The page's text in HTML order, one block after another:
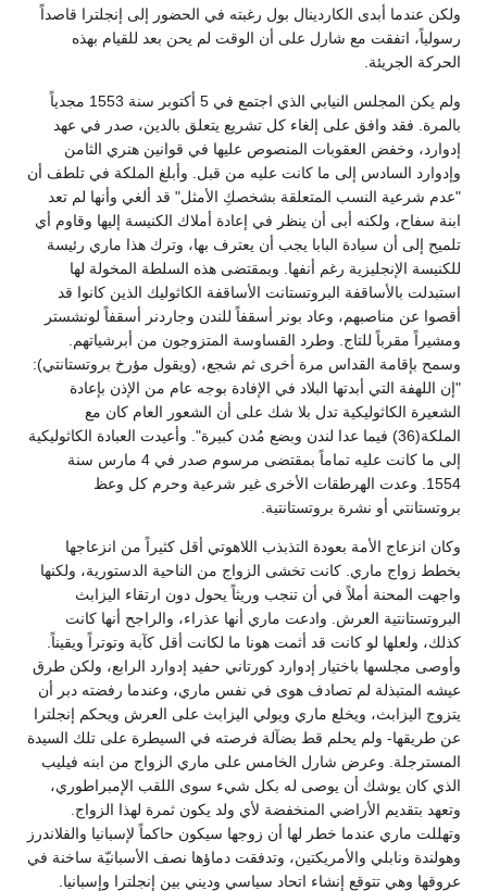
ولكن عندما أبدى الكاردينال بول رغبته في الحضور إلى إنجلترا قاصداً
رسولياً، اتفقت مع شارل على أن الوقت لم يحن بعد للقيام بهذه
الحركة الجريئة.
ولم يكن المجلس النيابي الذي اجتمع في 5 أكتوبر سنة 1553 مجدياً
بالمرة. فقد وافق على إلغاء كل تشريع يتعلق بالدين، صدر في عهد
إدوارد، وخفض العقوبات المنصوص عليها في قوانين هنري الثامن
وإدوارد السادس إلى ما كانت عليه من قبل. وأبلغ الملكة في تلطف أن
"عدم شرعية النسب المتعلقة بشخصكِ الأمثل" قد ألغي وأنها لم تعد
ابنة سفاح، ولكنه أبى أن ينظر في إعادة أملاك الكنيسة إليها وقاوم أي
تلميح إلى أن سيادة البابا يجب أن يعترف بها، وترك هذا ماري رئيسة
للكنيسة الإنجليزية رغم أنفها. وبمقتضى هذه السلطة المخولة لها
استبدلت بالأساقفة البروتستانت الأساقفة الكاثوليك الذين كانوا قد
أقصوا عن مناصبهم، وعاد بونر أسقفاً للندن وجاردنر أسقفاً لونشستر
ومشيراً مقرباً للتاج. وطرد القساوسة المتزوجون من أبرشياتهم.
وسمح بإقامة القداس مرة أخرى ثم شجع، (ويقول مؤرخ بروتستانتي):
"إن اللهفة التي أبدتها البلاد في الإفادة بوجه عام من الإذن بإعادة
الشعيرة الكاثوليكية تدل بلا شك على أن الشعور العام كان مع
الملكة(36) فيما عدا لندن وبضع مُدن كبيرة". وأعيدت العبادة الكاثوليكية
إلى ما كانت عليه تماماً بمقتضى مرسوم صدر في 4 مارس سنة
1554. وعدت الهرطقات الأخرى غير شرعية وحرم كل وعظ
بروتستانتي أو نشرة بروتستانتية.
وكان انزعاج الأمة بعودة التذبذب اللاهوتي أقل كثيراً من انزعاجها
بخطط زواج ماري. كانت تخشى الزواج من الناحية الدستورية، ولكنها
واجهت المحنة أملاً في أن تنجب وريثاً يحول دون ارتقاء اليزابث
البروتستانتية العرش. وادعت ماري أنها عذراء، والراجح أنها كانت
كذلك، ولعلها لو كانت قد أثمت هونا ما لكانت أقل كآبة وتوتراً ويقيناً.
وأوصى مجلسها باختيار إدوارد كورتاني حفيد إدوارد الرابع، ولكن طرق
عيشه المتبذلة لم تصادف هوى في نفس ماري، وعندما رفضته دبر أن
يتزوج اليزابث، ويخلع ماري ويولي اليزابث على العرش ويحكم إنجلترا
عن طريقها- ولم يحلم قط بضآلة فرصته في السيطرة على تلك السيدة
المسترجلة. وعرض شارل الخامس على ماري الزواج من ابنه فيليب
الذي كان يوشك أن يوصى له بكل شيء سوى اللقب الإمبراطوري،
وتعهد بتقديم الأراضي المنخفضة لأي ولد يكون ثمرة لهذا الزواج.
وتهللت ماري عندما خطر لها أن زوجها سيكون حاكماً لإسبانيا والفلاندرز
وهولندة ونابلي والأمريكتين، وتدفقت دماؤها نصف الأسبانيّة ساخنة في
عروقها وهي تتوقع إنشاء اتحاد سياسي وديني بين إنجلترا وإسبانيا.